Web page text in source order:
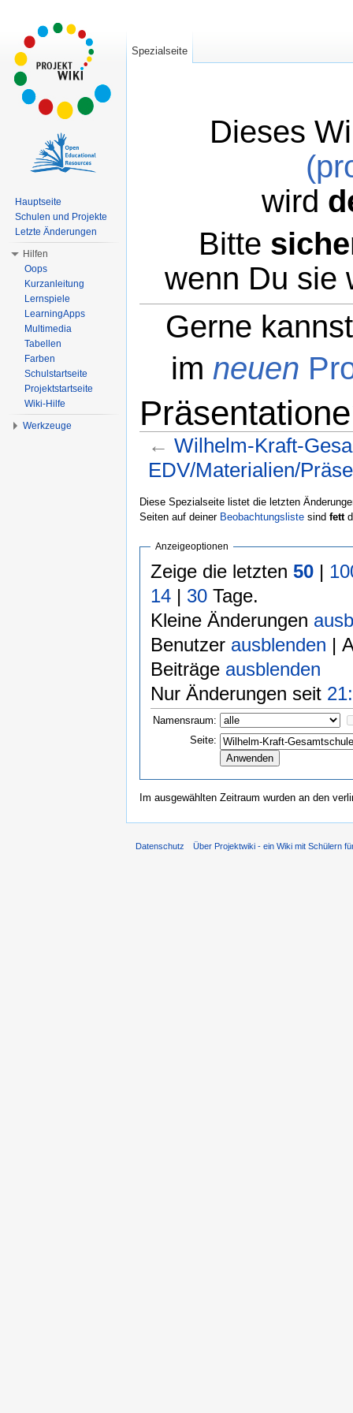
Dieses
wird
Bitte
wenn Du sie
Gerne
im neuen
← Wilhelm-Kraft-
EDV/Materialien/
Diese Spezialseite listet die letzten
Seiten auf deiner Beobachtungsliste sind fett
Anzeigeoptionen
Zeige die letzten 50|
14| 30Tage.
Kleine Änderungen
Benutzer ausblenden |
Beiträge ausblenden
Nur Änderungen seit
Namensraum:
Seite:
Im ausgewählten Zeitraum wurden an den
Spezialseite
Hauptseite
Schulen und Projekte
Letzte Änderungen
Hilfen
Oops
Kurzanleitung
Lernspiele
LearningApps
Multimedia
Tabellen
Farben
Schulstartseite
Projektstartseite
Wiki-Hilfe
Werkzeuge
Datenschutz Über Projektwiki - ein Wiki mit Schülern